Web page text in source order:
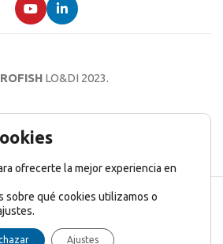
LO&DI 2023.
DE PRIVACIDAD
ofrecerte la mejor experiencia en
sobre qué cookies utilizamos o
Ajustes
Français(Francés